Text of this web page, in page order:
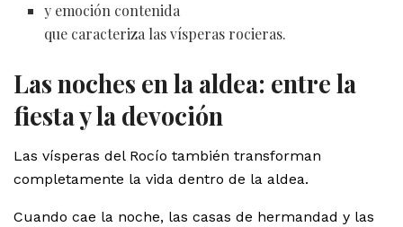
y emoción contenida
que caracteriza las vísperas rocieras.
Las noches en la aldea: entre la
fiesta y la devoción
Las vísperas del Rocío también transforman
completamente la vida dentro de la aldea.
Cuando cae la noche, las casas de hermandad y las